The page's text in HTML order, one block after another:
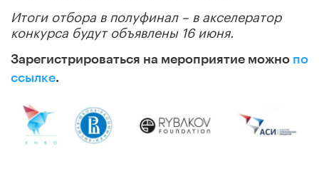
Итоги отбора в полуфинал – в акселератор
конкурса будут объявлены 16 июня.
Зарегистрироваться на мероприятие можно по
ссылке.